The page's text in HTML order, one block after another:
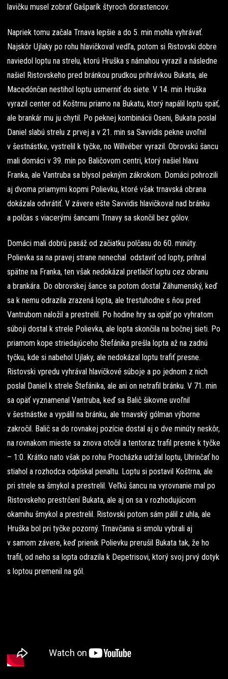
lavičku musel zobrať Gašparík štyroch dorastencov.
Napriek tomu začala Trnava lepšie a do 5. min mohla vyhrávať.
Najskôr Ujlaky po rohu hlavičkoval vedľa, potom si Ristovski dobre
naviedol loptu na strelu, ktorú Hruška s námahou vyrazil a následne
našiel Ristovskeho pred bránkou prudkou prihrávkou Bukata, ale
Macedónčan nestihol loptu usmerniť do siete. V 14. min Hruška
vyrazil center od Koštrnu priamo na Bukatu, ktorý napálil loptu späť,
ale brankár mu ju chytil. Po peknej kombinácii Oseni, Bukata poslal
Daniel slabú strelu z prvej a v 21. min sa Savvidis pekne uvoľnil
v šestnástke, vystrelil k tyčke, no Willvéber vyrazil. Obrovskú šancu
mali domáci v 39. min po Baličovom centri, ktorý našiel hlavu
Franka, ale Vantruba sa blysol pekným zákrokom. Domáci pohrozili
aj dvoma priamymi kopmi Polievku, ktoré však trnavská obrana
dokázala odvrátiť. V závere ešte Savvidis hlavičkoval nad bránku
a polčas s viacerými šancami Trnavy sa skončil bez gólov.
Domáci mali dobrú pasáž od začiatku polčasu do 60. minúty.
Polievka sa na pravej strane nenechal odstaviť od lopty, prihral
spätne na Franka, ten však nedokázal pretlačiť loptu cez obranu
a brankára. Do obrovskej šance sa potom dostal Záhumenský, keď
sa k nemu odrazila zrazená lopta, ale trestuhodne s ňou pred
Vantrubom naložil a prestrelil. Po hodine hry sa opäť po vyhratom
súboji dostal k strele Polievka, ale lopta skončila na bočnej sieti. Po
priamom kope striedajúceho Štefánika prešla lopta až na zadnú
tyčku, kde si nabehol Ujlaky, ale nedokázal loptu trafiť presne.
Ristovski vpredu vyhrával hlavičkové súboje a po jednom z nich
poslal Daniel k strele Štefánika, ale ani on netrafil bránku. V 71. min
sa opäť vyznamenal Vantruba, keď sa Balič šikovne uvoľnil
v šestnástke a vypálil na bránku, ale trnavský gólman výborne
zakročil. Balič sa do rovnakej pozície dostal aj o dve minúty neskôr,
na rovnakom mieste sa znova otočil a tentoraz trafil presne k tyčke
– 1:0. Krátko nato však po rohu Procházka udržal loptu, Uhrinčať ho
stiahol a rozhodca odpískal penaltu. Loptu si postavil Koštrna, ale
pri strele sa šmykol a prestrelil. Veľkú šancu na vyrovnanie mal po
Ristovskeho prestrčení Bukata, ale aj on sa v rozhodujúcom
okamihu šmykol a prestrelil. Ristovski potom sám pálil z uhla, ale
Hruška bol pri tyčke pozorný. Trnavčania si smolu vybrali aj
v samom závere, keď prienik Polievku prerušil Bukata tak, že ho
trafil, od neho sa lopta odrazila k Depetrisovi, ktorý svoj prvý dotyk
s loptou premenil na gól.